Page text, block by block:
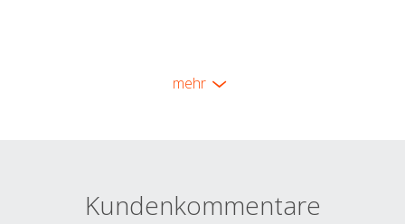
mehr
Kundenkommentare